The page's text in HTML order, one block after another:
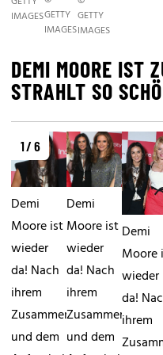
IMAGESGETTY
IMAGES
GETTY
IMAGES
DEMI MOORE IST
STRAHLT SO
1 / 6
Demi
Moore ist
wieder
da! Nach
ihrem
Zusammenbruch
und dem
Demi
Moore ist
wieder
da! Nach
ihrem
Zusammenbruch
und dem
Demi
Moore
wieder
da!
ihrem